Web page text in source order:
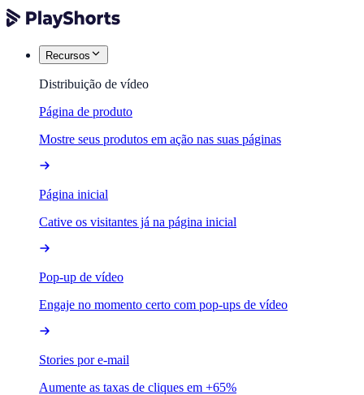
Recursos
Distribuição de vídeo
Página de produto
Mostre seus produtos em ação nas suas páginas
Página inicial
Cative os visitantes já na página inicial
Pop-up de vídeo
Engaje no momento certo com pop-ups de vídeo
Stories por e-mail
Aumente as taxas de cliques em +65%